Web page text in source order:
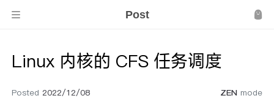
Post
Linux 内核的 CFS 任务调度
Posted 2022/12/08 ZEN mode